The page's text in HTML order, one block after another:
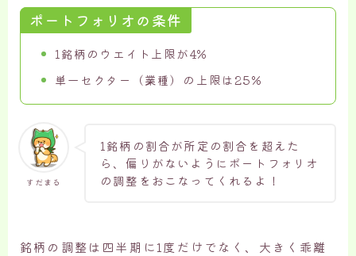
ポートフォリオの条件
1銘柄のウエイト上限が4%
単一セクター（業種）の上限は25%
すだまる
1銘柄の割合が所定の割合を超えた
ら、偏りがないようにポートフォリオ
の調整をおこなってくれるよ！
銘柄の調整は四半期に1度だけでなく、大きく乖離